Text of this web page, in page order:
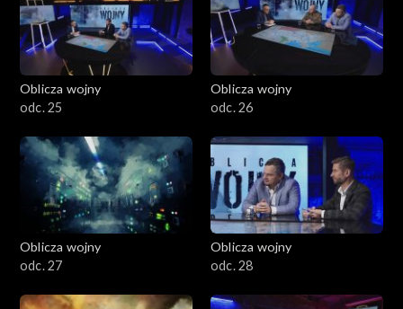
Oblicza wojny
odc. 25
Oblicza wojny
odc. 26
Oblicza wojny
odc. 27
Oblicza wojny
odc. 28